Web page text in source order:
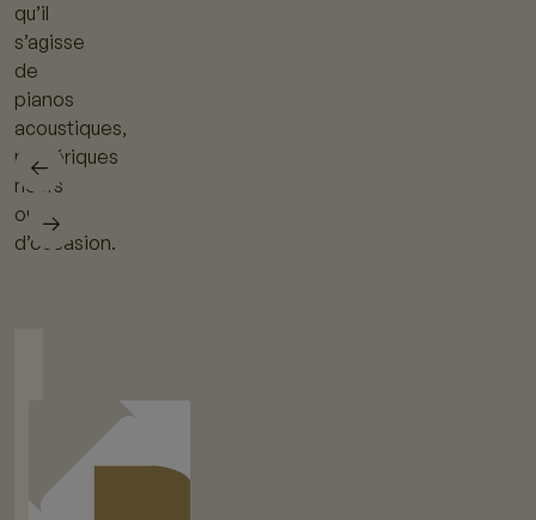
qu’il
s’agisse
de
pianos
acoustiques,
numériques
neufs
ou
d’occasion.